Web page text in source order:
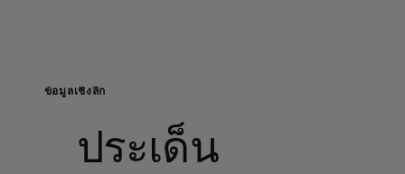
สำหรับธุรกิจ
เพื่อโลก
ข้อมูลเชิงลึก
ประเด็น